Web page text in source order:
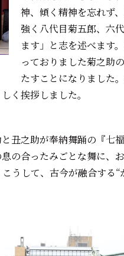
神、傾く精神を忘れず
強く八代目菊五郎、六
ます」と志を述べます
っておりました菊之助
たすことになりました
く挨拶しました。
丑之助が奉納舞踊の『七
の合ったみごとな舞に、
うして、古今が融合する“